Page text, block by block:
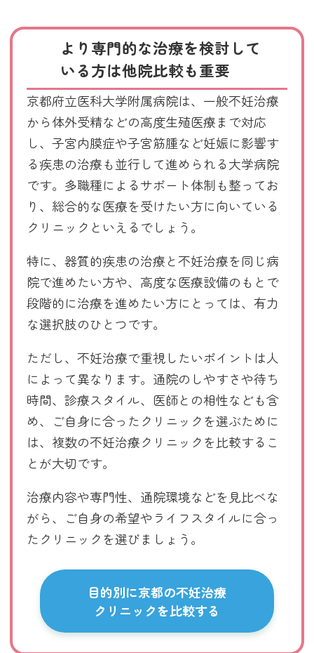
より専門的な治療を検討して
いる方は他院比較も重要
京都府立医科大学附属病院は、一般不妊治療
から体外受精などの高度生殖医療まで対応
し、子宮内膜症や子宮筋腫など妊娠に影響す
る疾患の治療も並行して進められる大学病院
です。多職種によるサポート体制も整ってお
り、総合的な医療を受けたい方に向いている
クリニックといえるでしょう。
特に、器質的疾患の治療と不妊治療を同じ病
院で進めたい方や、高度な医療設備のもとで
段階的に治療を進めたい方にとっては、有力
な選択肢のひとつです。
ただし、不妊治療で重視したいポイントは人
によって異なります。通院のしやすさや待ち
時間、診療スタイル、医師との相性なども含
め、ご自身に合ったクリニックを選ぶために
は、複数の不妊治療クリニックを比較するこ
とが大切です。
治療内容や専門性、通院環境などを見比べな
がら、ご自身の希望やライフスタイルに合っ
たクリニックを選びましょう。
目的別に京都の不妊治療
クリニックを比較する